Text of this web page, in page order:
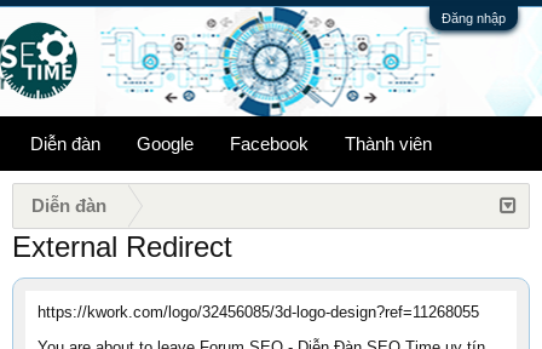
Đăng nhập
Diễn đàn Google Facebook Thành viên
Diễn đàn
External Redirect
https://kwork.com/logo/32456085/3d-logo-design?ref=11268055